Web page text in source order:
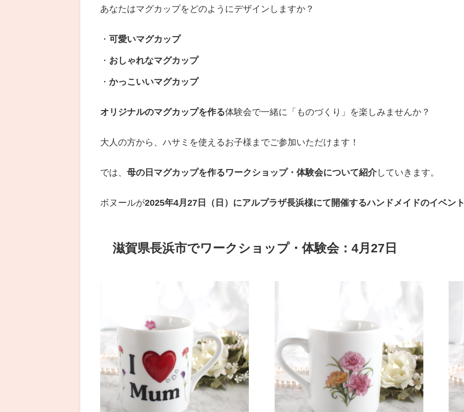
あなたはマグカップをどのようにデザインしますか？
・ 可愛いマグカップ
・ おしゃれなマグカップ
・かっこいいマグカップ
オリジナルのマグカップを作る体験会で一緒に「ものづくり」を楽しみませんか？
大人の方から、ハサミを使えるお子様までご参加いただけます！
では、母の日マグカップを作るワークショップ・体験会について紹介していきます。
ボヌールが2025年4月27日（日）にアルプラザ長浜様にて開催するハンドメイドのイベント
滋賀県長浜市でワークショップ・体験会：4月27日